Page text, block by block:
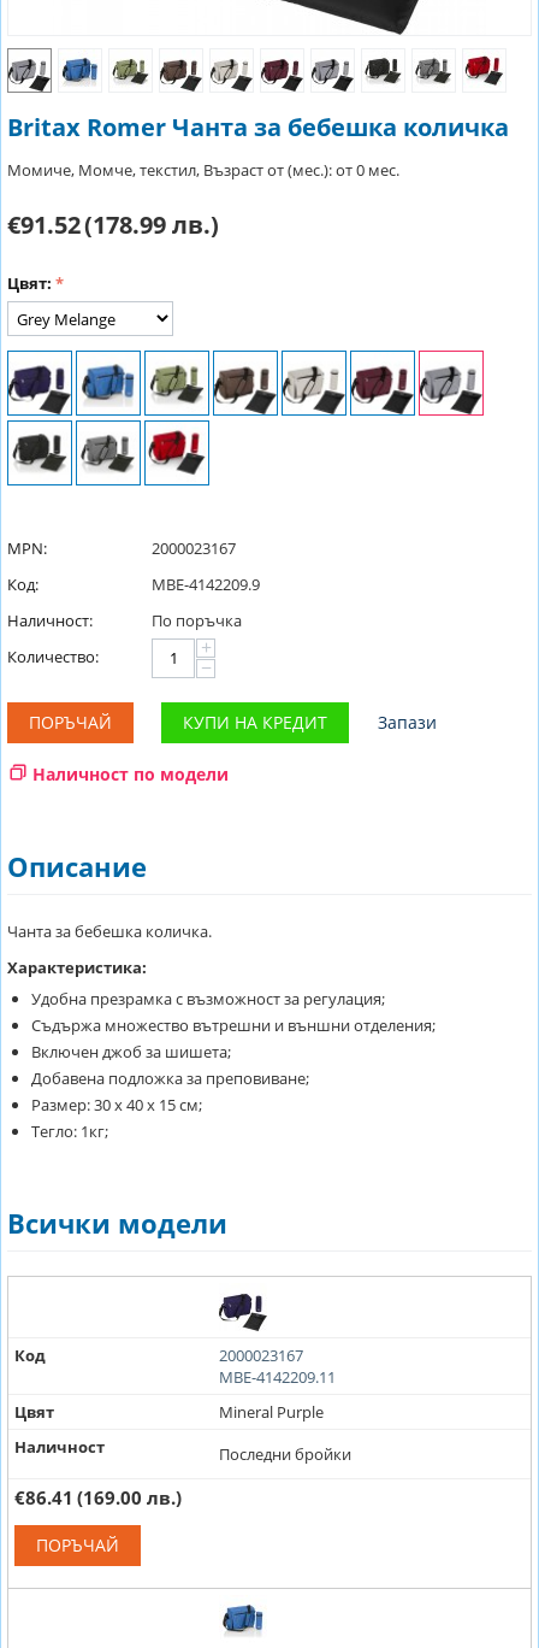
Britax Romer Чанта за бебешка количка
Момиче, Момче, текстил, Възраст от (мес.): от 0 мес.
€91.52(178.99 лв.)
Цвят:
MPN:
2000023167
Код:
MBE-4142209.9
Наличност:
По поръчка
Количество:
+
−
ПОРЪЧАЙ КУПИ НА КРЕДИТ Запази
Наличност по модели
Описание
Чанта за бебешка количка.
Характеристика:
Удобна презрамка с възможност за регулация;
Съдържа множество вътрешни и външни отделения;
Включен джоб за шишета;
Добавена подложка за преповиване;
Размер: 30 х 40 х 15 см;
Тегло: 1кг;
Всички модели
Код
2000023167
MBE-4142209.11
Цвят
Mineral Purple
Наличност
Последни бройки
€86.41 (169.00 лв.)
ПОРЪЧАЙ